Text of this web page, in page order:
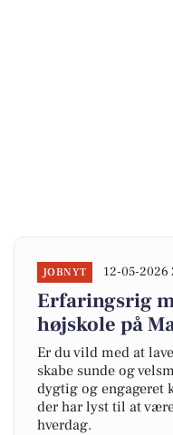
JOBNYT 12-05-2026
Erfaringsrig
højskole på
Er du vild med at
skabe sunde og
dygtig og engageret
der har lyst til at
hverdag.